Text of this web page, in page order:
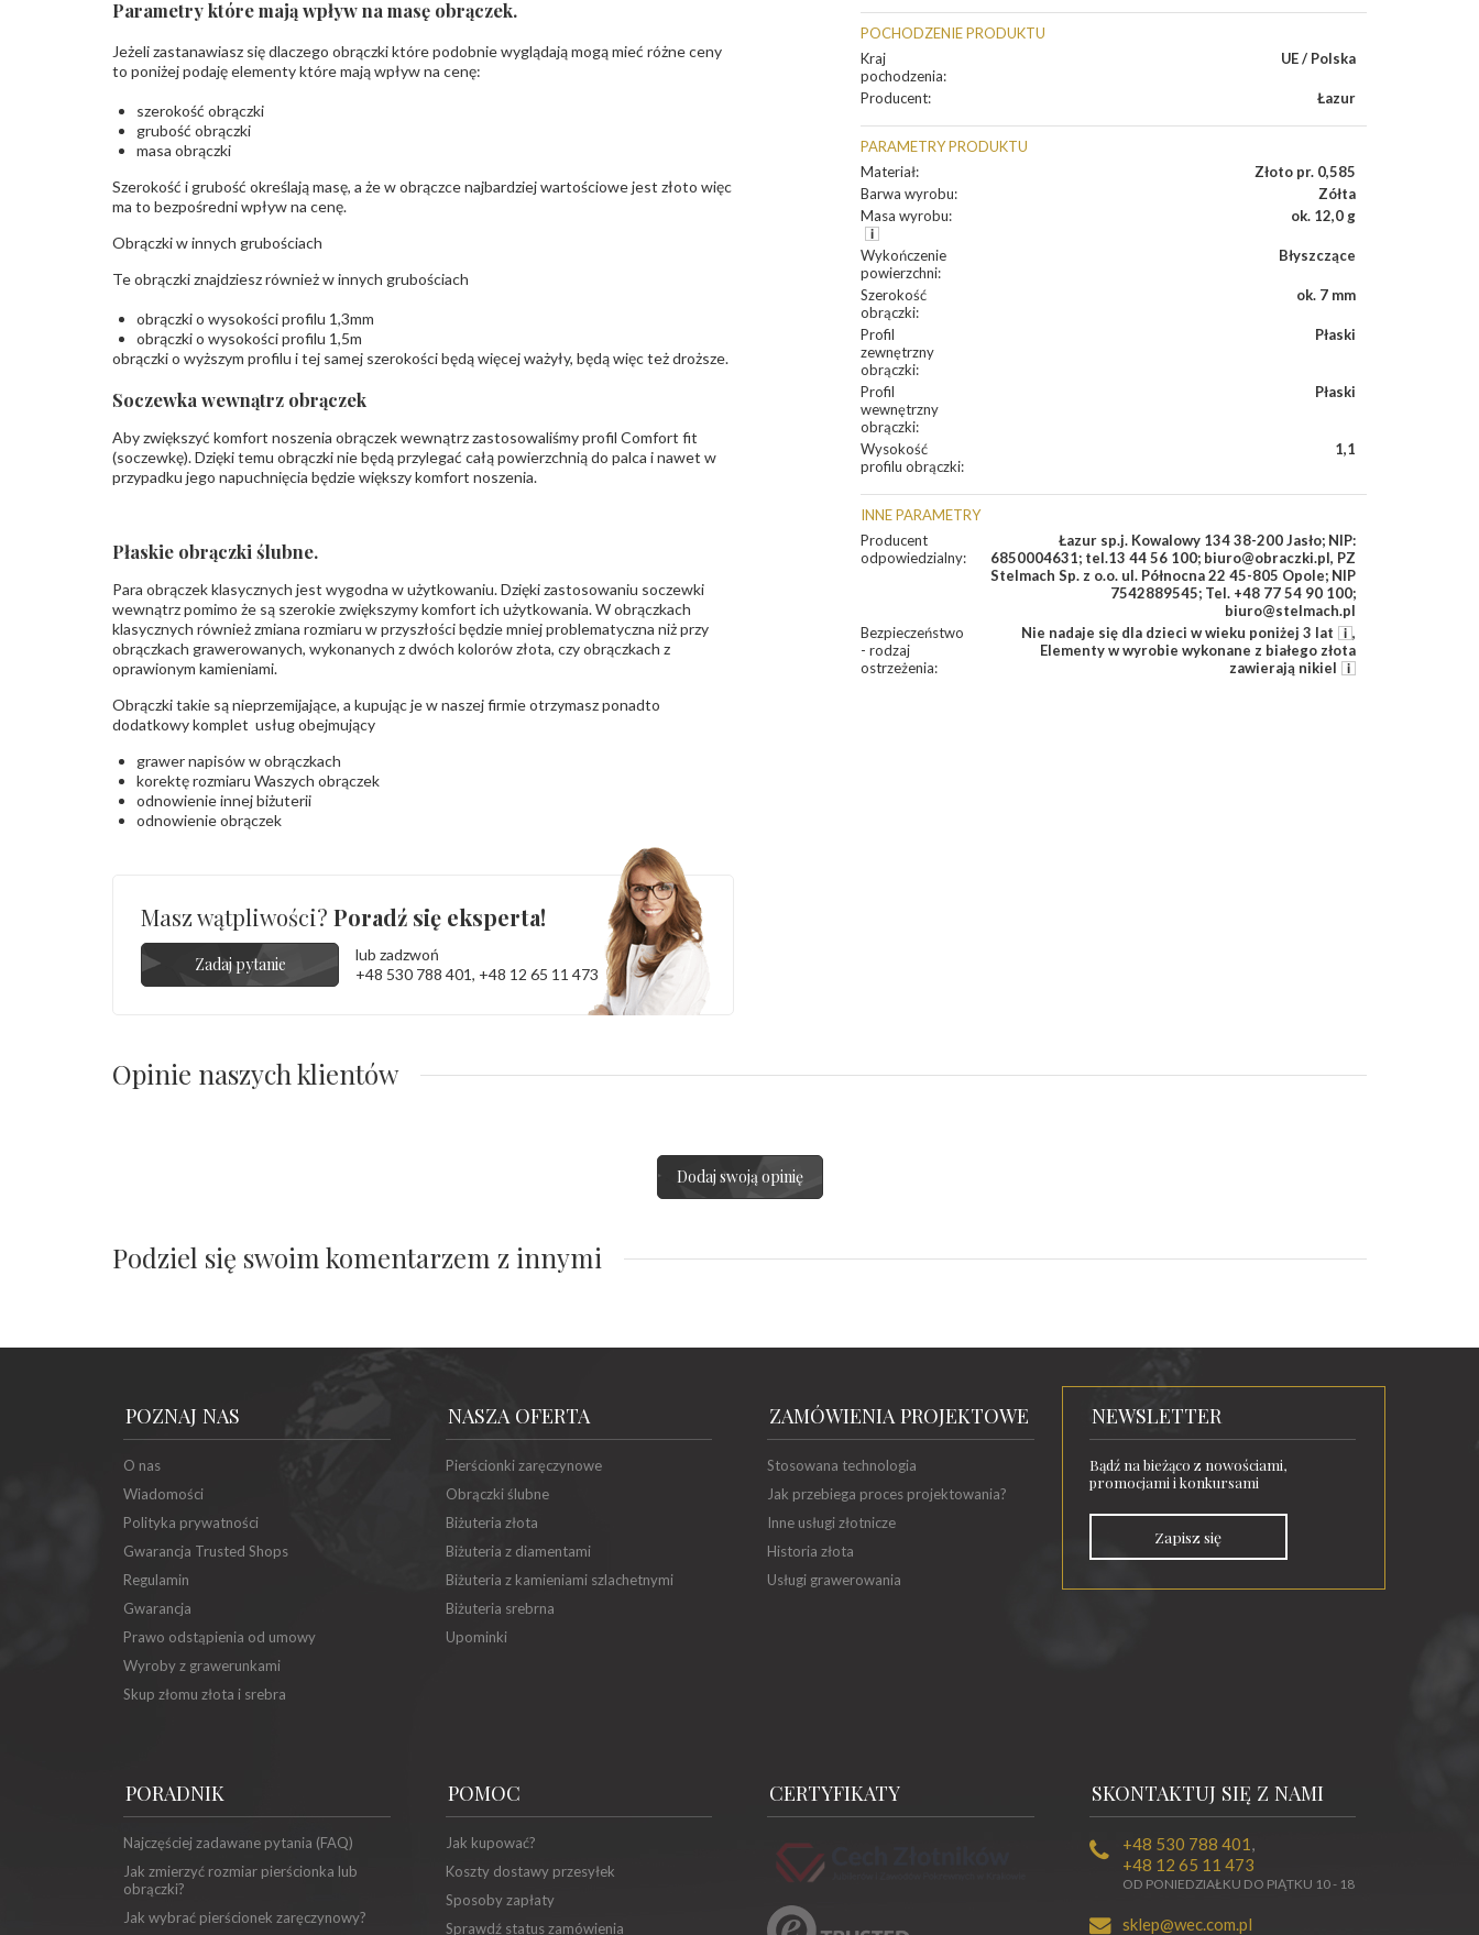
POCHODZENIE PRODUKTU
Kraj
pochodzenia:
UE / Polska
Producent: Łazur
PARAMETRY PRODUKTU
Materiał:
Złoto pr. 0,585
Barwa wyrobu:
Zółta
Masa wyrobu: ok. 12,0 g
Wykończenie
powierzchni:
Błyszczące
Szerokość
obrączki:
ok. 7 mm
Profil
zewnętrzny
obrączki:
Płaski
Profil
wewnętrzny
obrączki:
Płaski
Wysokość
profilu obrączki:
1,1
INNE PARAMETRY
Producent
odpowiedzialny:
Łazur sp.j. Kowalowy 134 38-200 Jasło; NIP:
6850004631; tel.13 44 56 100; biuro@obraczki.pl, PZ
Stelmach Sp. z o.o. ul. Północna 22 45-805 Opole; NIP
7542889545; Tel. +48 77 54 90 100;
biuro@stelmach.pl
Bezpieczeństwo
- rodzaj
ostrzeżenia:
Nie nadaje się dla dzieci w wieku poniżej 3 lat
,
Elementy w wyrobie wykonane z białego złota
zawierają nikiel
Parametry które mają wpływ na masę obrączek.
Jeżeli zastanawiasz się dlaczego obrączki które podobnie wyglądają mogą mieć różne ceny
to poniżej podaję elementy które mają wpływ na cenę:
szerokość obrączki
grubość obrączki
masa obrączki
Szerokość i grubość określają masę, a że w obrączce najbardziej wartościowe jest złoto więc
ma to bezpośredni wpływ na cenę.
Obrączki w innych grubościach
Te obrączki znajdziesz również w innych grubościach
obrączki o wysokości profilu 1,3mm
obrączki o wysokości profilu 1,5m
obrączki o wyższym profilu i tej samej szerokości będą więcej ważyły, będą więc też droższe.
Soczewka wewnątrz obrączek
Aby zwiększyć komfort noszenia obrączek wewnątrz zastosowaliśmy profil Comfort fit
(soczewkę). Dzięki temu obrączki nie będą przylegać całą powierzchnią do palca i nawet w
przypadku jego napuchnięcia będzie większy komfort noszenia.
Płaskie obrączki ślubne.
Para obrączek klasycznych jest wygodna w użytkowaniu. Dzięki zastosowaniu soczewki
wewnątrz pomimo że są szerokie zwiększymy komfort ich użytkowania. W obrączkach
klasycznych również zmiana rozmiaru w przyszłości będzie mniej problematyczna niż przy
obrączkach grawerowanych, wykonanych z dwóch kolorów złota, czy obrączkach z
oprawionym kamieniami.
Obrączki takie są nieprzemijające, a kupując je w naszej firmie otrzymasz ponadto
dodatkowy komplet usług obejmujący
grawer napisów w obrączkach
korektę rozmiaru Waszych obrączek
odnowienie innej biżuterii
odnowienie obrączek
Masz wątpliwości? Poradź się eksperta!
Zadaj pytanie
lub zadzwoń
+48 530 788 401, +48 12 65 11 473
Opinie naszych klientów
Dodaj swoją opinię
Podziel się swoim komentarzem z innymi
POZNAJ NAS
O nas
Wiadomości
Polityka prywatności
Gwarancja Trusted Shops
Regulamin
Gwarancja
Prawo odstąpienia od umowy
Wyroby z grawerunkami
Skup złomu złota i srebra
NASZA OFERTA
Pierścionki zaręczynowe
Obrączki ślubne
Biżuteria złota
Biżuteria z diamentami
Biżuteria z kamieniami szlachetnymi
Biżuteria srebrna
Upominki
ZAMÓWIENIA PROJEKTOWE
Stosowana technologia
Jak przebiega proces projektowania?
Inne usługi złotnicze
Historia złota
Usługi grawerowania
NEWSLETTER
Bądź na bieżąco z nowościami,
promocjami i konkursami
Zapisz się
PORADNIK
Najczęściej zadawane pytania (FAQ)
Jak zmierzyć rozmiar pierścionka lub
obrączki?
Jak wybrać pierścionek zaręczynowy?
POMOC
Jak kupować?
Koszty dostawy przesyłek
Sposoby zapłaty
Sprawdź status zamówienia
CERTYFIKATY SKONTAKTUJ SIĘ Z NAMI
+48 530 788 401 ,
+48 12 65 11 473
OD PONIEDZIAŁKU DO PIĄTKU 10 - 18
sklep@wec.com.pl